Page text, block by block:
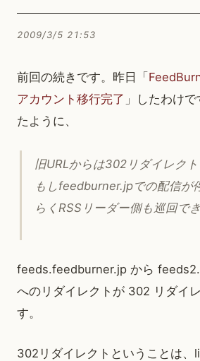
2009/3/5 21:53
前回の続きです。昨日「
アカウント移行完了 」したわけ
たように、
旧URLからは302リダイレクト
もしfeedburner.jpでの配信が
らくRSSリーダー側も巡回で
feeds.feedburner.jp から
へのリダイレクトが 302 リダイ
す。
302リダイレクトということは、